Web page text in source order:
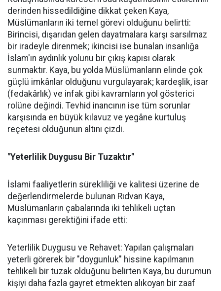
derinden hissedildiğine dikkat çeken Kaya,
Müslümanların iki temel görevi olduğunu belirtti:
Birincisi, dışarıdan gelen dayatmalara karşı sarsılmaz
bir iradeyle direnmek; ikincisi ise bunalan insanlığa
İslam'ın aydınlık yolunu bir çıkış kapısı olarak
sunmaktır. Kaya, bu yolda Müslümanların elinde çok
güçlü imkânlar olduğunu vurgulayarak; kardeşlik, isar
(fedakârlık) ve infak gibi kavramların yol gösterici
rolüne değindi. Tevhid inancının ise tüm sorunlar
karşısında en büyük kılavuz ve yegâne kurtuluş
reçetesi olduğunun altını çizdi.
"Yeterlilik Duygusu Bir Tuzaktır"
İslami faaliyetlerin sürekliliği ve kalitesi üzerine de
değerlendirmelerde bulunan Rıdvan Kaya,
Müslümanların çabalarında iki tehlikeli uçtan
kaçınması gerektiğini ifade etti:
Yeterlilik Duygusu ve Rehavet: Yapılan çalışmaları
yeterli görerek bir "doygunluk" hissine kapılmanın
tehlikeli bir tuzak olduğunu belirten Kaya, bu durumun
kişiyi daha fazla gayret etmekten alıkoyan bir zaaf